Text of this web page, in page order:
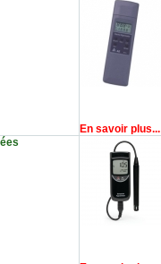
En savoir plus...